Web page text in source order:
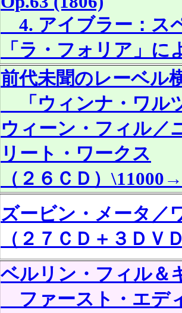
4. アイブラー：ス
「ラ・フォリア」に
前代未聞のレーベル
「ウィンナ・ワル
ウィーン・フィル／
リート・ワークス
（２６ＣＤ）
ズービン・メータ／
（２７ＣＤ＋３ＤＶ
ベルリン・フィル＆
ファースト・エデ